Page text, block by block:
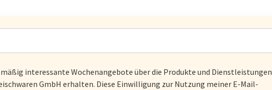
interessante Wochenangebote über die Produkte und Dienstleistungen
GmbH erhalten. Diese Einwilligung zur Nutzung meiner E-Mail-